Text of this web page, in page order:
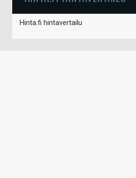
Hinta.fi hintavertailu